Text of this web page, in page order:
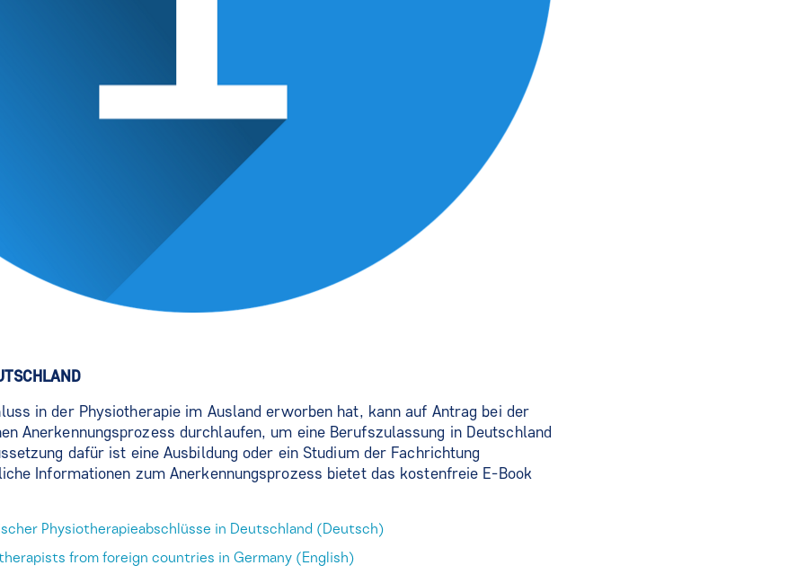
in der Physiotherapie im Ausland erworben hat, kann auf Antrag bei der
Anerkennungsprozess durchlaufen, um eine Berufszulassung in Deutschland
dafür ist eine Ausbildung oder ein Studium der Fachrichtung
Informationen zum Anerkennungsprozess bietet das kostenfreie E-Book
Physiotherapieabschlüsse in Deutschland (Deutsch)
from foreign countries in Germany (English)